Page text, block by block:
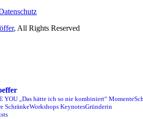
, All Rights Reserved
YOU „Das hätte ich so nie kombiniert“ Momente
SchränkeWorkshops KeynotesGründerin